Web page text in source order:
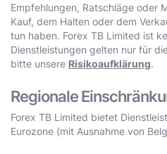
Empfehlungen, Ratschläge oder
Kauf, dem Halten oder dem
tun haben. Forex TB Limited ist
Dienstleistungen gelten nur für
bitte unsere Risikoaufklärung.
Regionale
Forex TB Limited bietet
Eurozone (mit Ausnahme von